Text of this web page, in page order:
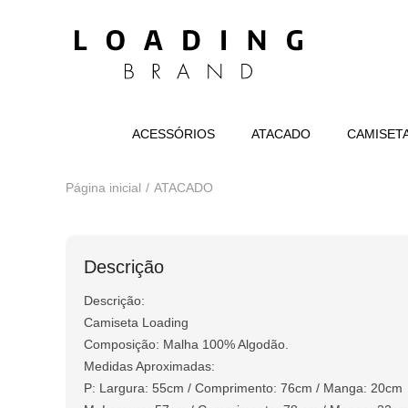
ACESSÓRIOS ATACADO
Página inicial ATACADO
Descrição
Descrição:
Camiseta Loading
Composição: Malha 100% Algodão.
Medidas Aproximadas:
P: Largura: 55cm / Comprimento: 76cm / Manga: 20cm